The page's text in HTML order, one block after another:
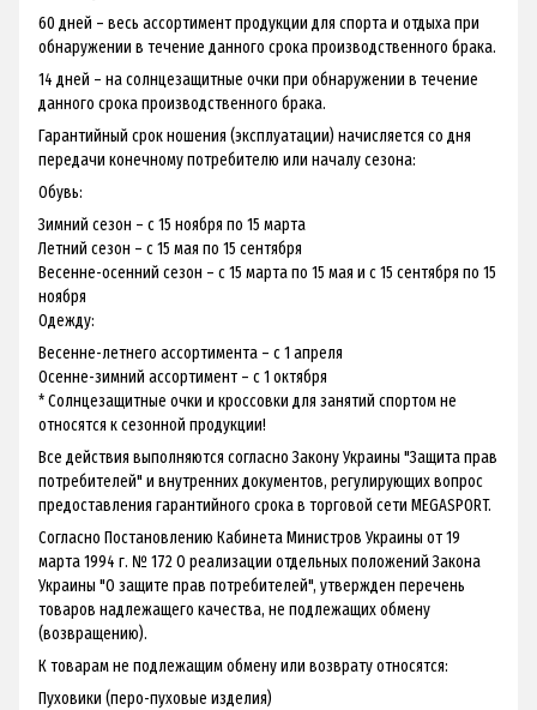
60 дней – весь ассортимент продукции для спорта и отдыха при
обнаружении в течение данного срока производственного брака.
14 дней – на солнцезащитные очки при обнаружении в течение
данного срока производственного брака.
Гарантийный срок ношения (эксплуатации) начисляется со дня
передачи конечному потребителю или началу сезона:
Обувь:
Зимний сезон – с 15 ноября по 15 марта
Летний сезон – с 15 мая по 15 сентября
Весенне-осенний сезон – с 15 марта по 15 мая и с 15 сентября по 15
ноября
Одежду:
Весенне-летнего ассортимента – с 1 апреля
Осенне-зимний ассортимент – с 1 октября
* Солнцезащитные очки и кроссовки для занятий спортом не
относятся к сезонной продукции!
Все действия выполняются согласно Закону Украины "Защита прав
потребителей" и внутренних документов, регулирующих вопрос
предоставления гарантийного срока в торговой сети MEGASPORT.
Согласно Постановлению Кабинета Министров Украины от 19
марта 1994 г. № 172 О реализации отдельных положений Закона
Украины "О защите прав потребителей", утвержден перечень
товаров надлежащего качества, не подлежащих обмену
(возвращению).
К товарам не подлежащим обмену или возврату относятся:
Пуховики (перо-пуховые изделия)